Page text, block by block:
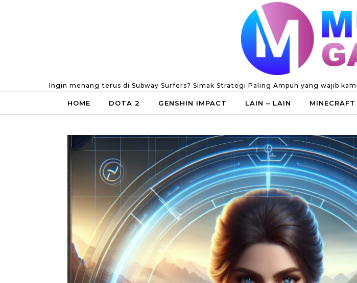
Ingin menang terus di Subway Surfers? Simak Strategi Paling Ampuh yang wajib
HOME DOTA 2 GENSHIN IMPACT LAIN – LAIN MINECRAFT